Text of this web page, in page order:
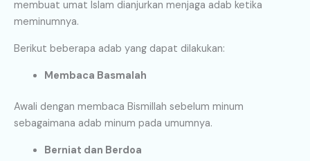
membuat umat Islam dianjurkan menjaga adab ketika
meminumnya.
Berikut beberapa adab yang dapat dilakukan:
Membaca Basmalah
Awali dengan membaca Bismillah sebelum minum
sebagaimana adab minum pada umumnya.
Berniat dan Berdoa